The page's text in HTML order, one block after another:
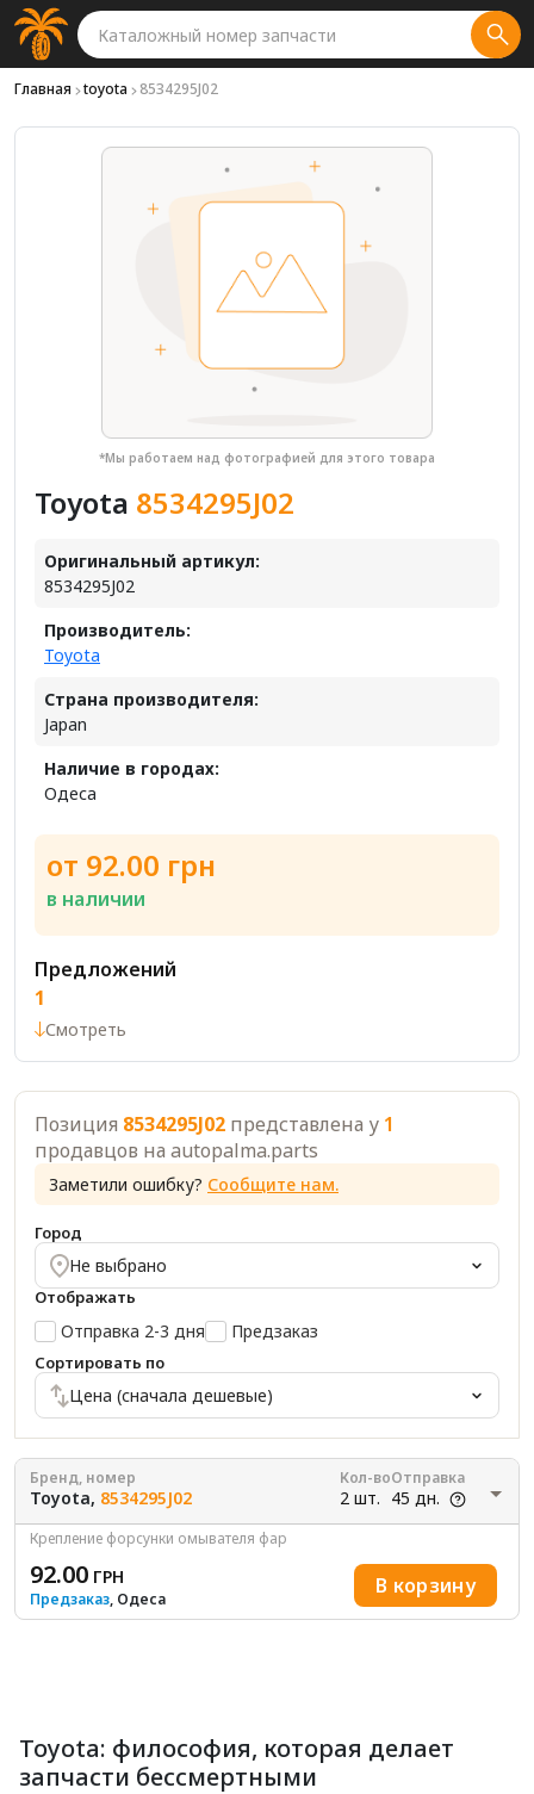
Главная toyota 8534295J02
*Мы работаем над фотографией для этого товара
Toyota 8534295J02
Оригинальный артикул:
8534295J02
Производитель:
Toyota
Страна производителя:
Japan
Наличие в городах:
Одеса
от 92.00 грн
в наличии
Предложений
1
Смотреть
Позиция 8534295J02 представлена у 1
продавцов на autopalma.parts
Заметили ошибку? Сообщите нам.
Город
Не выбрано
Отображать
Отправка 2-3 дня Предзаказ
Сортировать по
Цена (сначала дешевые)
Бренд, номер
Toyota, 8534295J02
Кол-во
2 шт.
Отправка
45 дн.
Крепление форсунки омывателя фар
92.00 ГРН
Предзаказ, Одеса
В корзину
Toyota: философия, которая делает
запчасти бессмертными